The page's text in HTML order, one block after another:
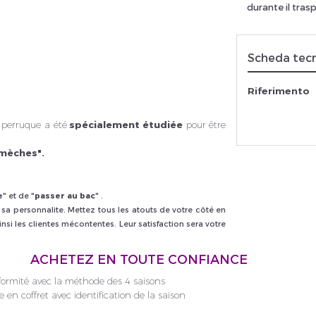
durante il
a étéspécialement étudiéepour être
" et de "passer au bac" .
personnalite. Mettez tous les atouts de votre côté en
les clientes mécontentes. Leur satisfaction sera votre
ACHETEZ EN TOUTE CONFIANCE
avec la méthode des 4 saisons
en coffret avec identification de la saison
Scheda
Riferimento